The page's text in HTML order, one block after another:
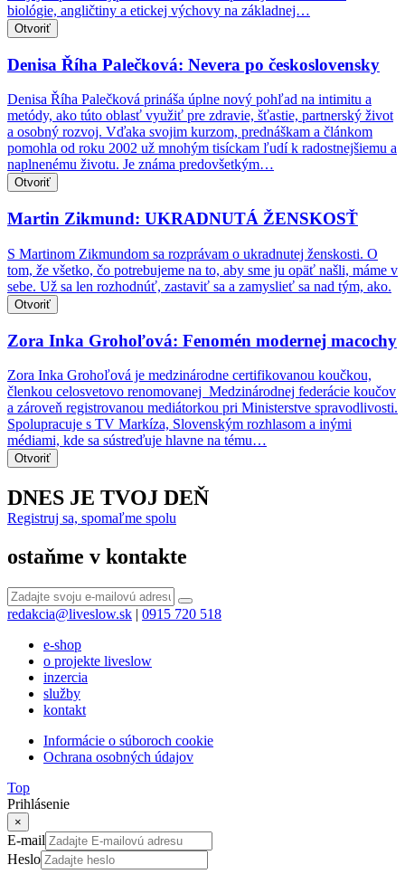
biológie, angličtiny a etickej výchovy na základnej…
Otvoriť
Denisa Říha Palečková: Nevera po československy
Denisa Říha Palečková prináša úplne nový pohľad na intimitu a
metódy, ako túto oblasť využiť pre zdravie, šťastie, partnerský život
a osobný rozvoj. Vďaka svojim kurzom, prednáškam a článkom
pomohla od roku 2002 už mnohým tisíckam ľudí k radostnejšiemu a
naplnenému životu. Je známa predovšetkým…
Otvoriť
Martin Zikmund: UKRADNUTÁ ŽENSKOSŤ
S Martinom Zikmundom sa rozprávam o ukradnutej ženskosti. O
tom, že všetko, čo potrebujeme na to, aby sme ju opäť našli, máme v
sebe. Už sa len rozhodnúť, zastaviť sa a zamyslieť sa nad tým, ako.
Otvoriť
Zora Inka Grohoľová: Fenomén modernej macochy
Zora Inka Grohoľová je medzinárodne certifikovanou koučkou,
členkou celosvetovo renomovanej Medzinárodnej federácie koučov
a zároveň registrovanou mediátorkou pri Ministerstve spravodlivosti.
Spolupracuje s TV Markíza, Slovenským rozhlasom a inými
médiami, kde sa sústreďuje hlavne na tému…
Otvoriť
DNES JE TVOJ DEŇ
Registruj sa, spomaľme spolu
ostaňme v kontakte
redakcia@liveslow.sk | 0915 720 518
e-shop
o projekte liveslow
inzercia
služby
kontakt
Informácie o súboroch cookie
Ochrana osobných údajov
Top
Prihlásenie
×
E-mail
Heslo